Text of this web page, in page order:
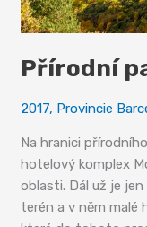
Přírodní
2017, Provincie
Na hranici
hotelový komplex
oblasti. Dál už je
terén a v něm malé